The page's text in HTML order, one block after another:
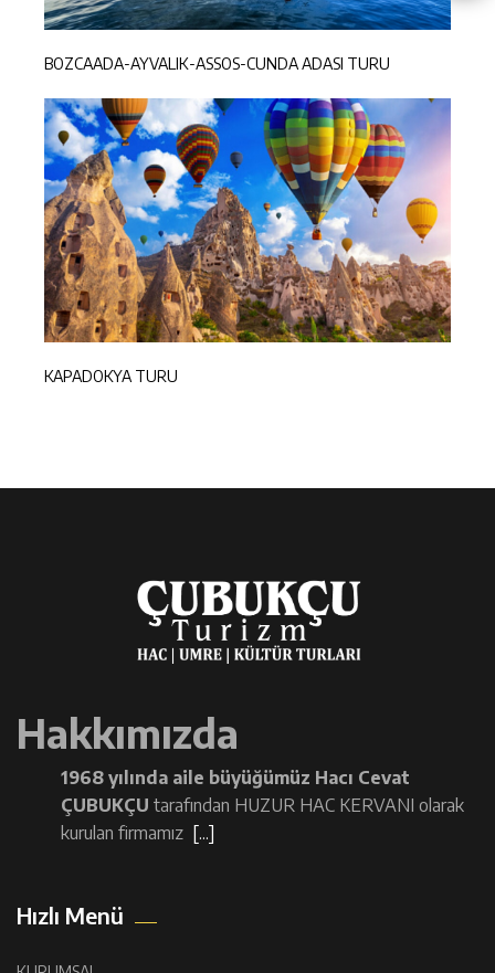
BOZCAADA-AYVALIK-ASSOS-CUNDA ADASI TURU
KAPADOKYA TURU
Hakkımızda
1968 yılında aile büyüğümüz Hacı Cevat
ÇUBUKÇU tarafından HUZUR HAC KERVANI olarak
kurulan firmamız [...]
Hızlı Menü